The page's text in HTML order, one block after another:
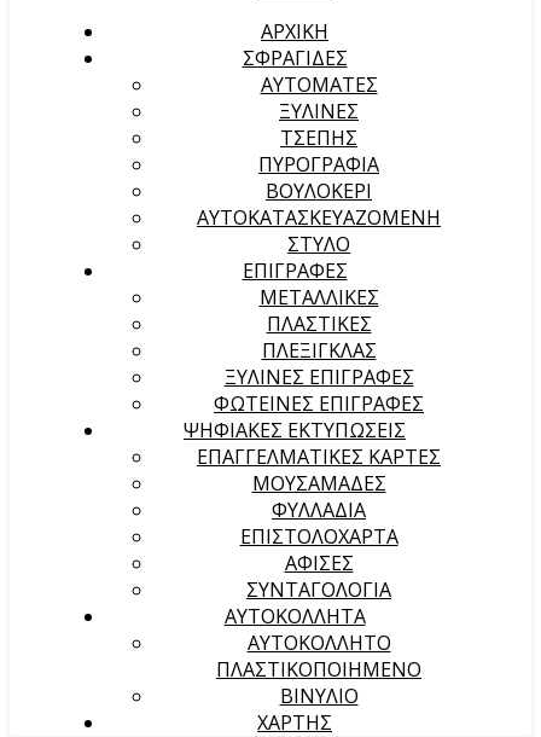
ΑΡΧΙΚΉ
ΣΦΡΑΓΙΔΕΣ
ΑΥΤΟΜΑΤΕΣ
ΞΥΛΙΝΕΣ
ΤΣΕΠΗΣ
ΠΥΡΟΓΡΑΦΙΑ
ΒΟΥΛΟΚΕΡΙ
ΑΥΤΟΚΑΤΑΣΚΕΥΑΖΟΜΕΝΗ
ΣΤΥΛΟ
ΕΠΙΓΡΑΦΕΣ
ΜΕΤΑΛΛΙΚΕΣ
ΠΛΑΣΤΙΚΕΣ
ΠΛΕΞΙΓΚΛΑΣ
ΞΥΛΙΝΕΣ ΕΠΙΓΡΑΦΕΣ
ΦΩΤΕΙΝΕΣ ΕΠΙΓΡΑΦΕΣ
ΨΗΦΙΑΚΕΣ ΕΚΤΥΠΩΣΕΙΣ
ΕΠΑΓΓΕΛΜΑΤΙΚΕΣ ΚΑΡΤΕΣ
ΜΟΥΣΑΜΑΔΕΣ
ΦΥΛΛΑΔΙΑ
ΕΠΙΣΤΟΛΟΧΑΡΤΑ
ΑΦΙΣΕΣ
ΣΥΝΤΑΓΟΛΟΓΙΑ
ΑΥΤΟΚΟΛΛΗΤΑ
ΑΥΤΟΚΟΛΛΗΤΟ
ΠΛΑΣΤΙΚΟΠΟΙΗΜΕΝΟ
ΒΙΝΥΛΙΟ
ΧΑΡΤΗΣ